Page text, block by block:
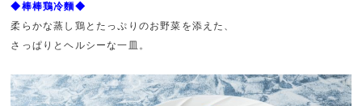
◆棒棒鶏冷麵◆
柔らかな蒸し鶏とたっぷりのお野菜を添えた、
さっぱりとヘルシーな一皿。